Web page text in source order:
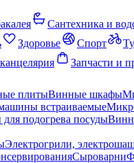
Сантехника и
Здоровье Спорт
Запчасти и
плитыВинные шкафы
встраиваемые
подогрева посуды
Электрогрили,
Сыроварни